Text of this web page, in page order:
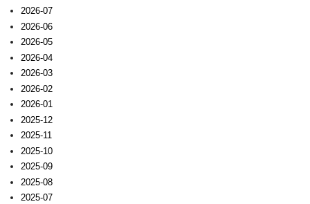
2026-07
2026-06
2026-05
2026-04
2026-03
2026-02
2026-01
2025-12
2025-11
2025-10
2025-09
2025-08
2025-07